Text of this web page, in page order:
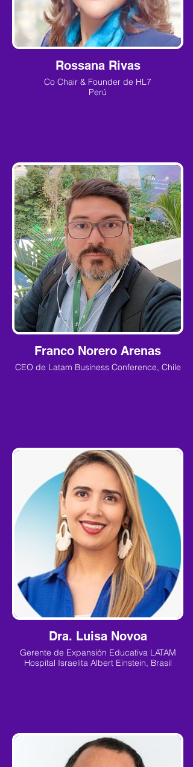
Rossana Rivas
Co Chair & Founder de HL7
Perú
Franco Norero Arenas
CEO de Latam Business Conference, Chile
Dra. Luisa Novoa
Gerente de Expansión Educativa LATAM
Hospital Israelita Albert Einstein, Brasil